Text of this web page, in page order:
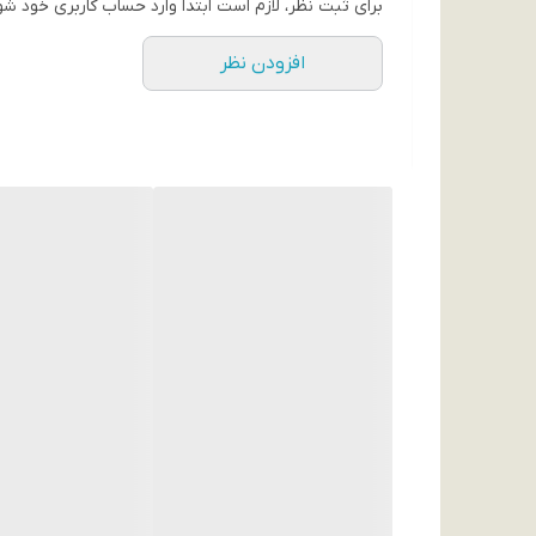
برای ثبت نظر، لازم است ابتدا وارد حساب کاربری خود
افزودن نظر